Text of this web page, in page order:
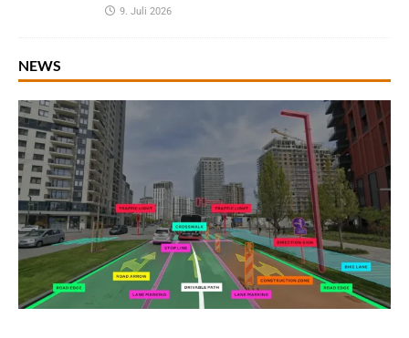
9. Juli 2026
NEWS